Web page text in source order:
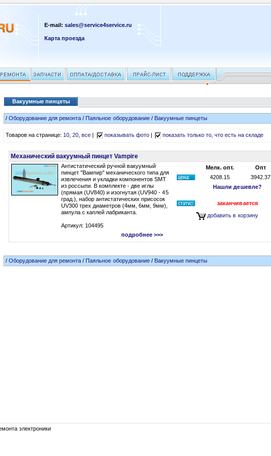
E-mail:sales@service4service.ru
Карта проезда
Вакуумные пинцеты
/Оборудование для ремонта /Паяльное оборудование/ Вакуумные пинцеты
Товаров на странице:10,20,все показывать фото| показать только то, что есть на складе
Механический вакуумный пинцет Vampire
Антистатический ручной вакуумный
пинцет "Вампир" механического типа для
извлечения и укладки компонентов SMT
из россыпи. В комплекте - две иглы
(прямая (UV840) и изогнутая (UV940 - 45
град.), набор антистатических присосок
UV300 трех диаметров (4мм, 6мм, 9мм),
ампула с каплей лабриканта.
Артикул: 104495
подробнее >>>
Мелк. опт.
Опт
4208.15
3942.37
Нашли дешевле?
заканчивается
добавить в корзину
/Оборудование для ремонта /Паяльное оборудование/ Вакуумные пинцеты
электроники